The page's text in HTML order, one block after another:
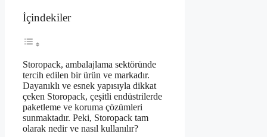
İçindekiler
Storopack, ambalajlama sektöründe
tercih edilen bir ürün ve markadır.
Dayanıklı ve esnek yapısıyla dikkat
çeken Storopack, çeşitli endüstrilerde
paketleme ve koruma çözümleri
sunmaktadır. Peki, Storopack tam
olarak nedir ve nasıl kullanılır?